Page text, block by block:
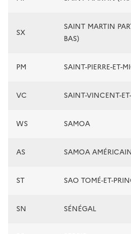
SX
SAINT MARTIN
BAS)
PM SAINT-PIERRE-ET-
VC SAINT-VINCENT-
WS SAMOA
AS SAMOA
ST SAO TOMÉ-ET-
SN SÉNÉGAL